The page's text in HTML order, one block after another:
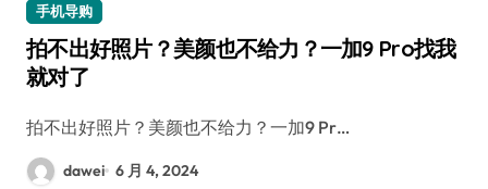
手机导购
拍不出好照片？美颜也不给力？一加9 Pro找我
就对了
拍不出好照片？美颜也不给力？一加9 Pr…
dawei 6 月 4, 2024